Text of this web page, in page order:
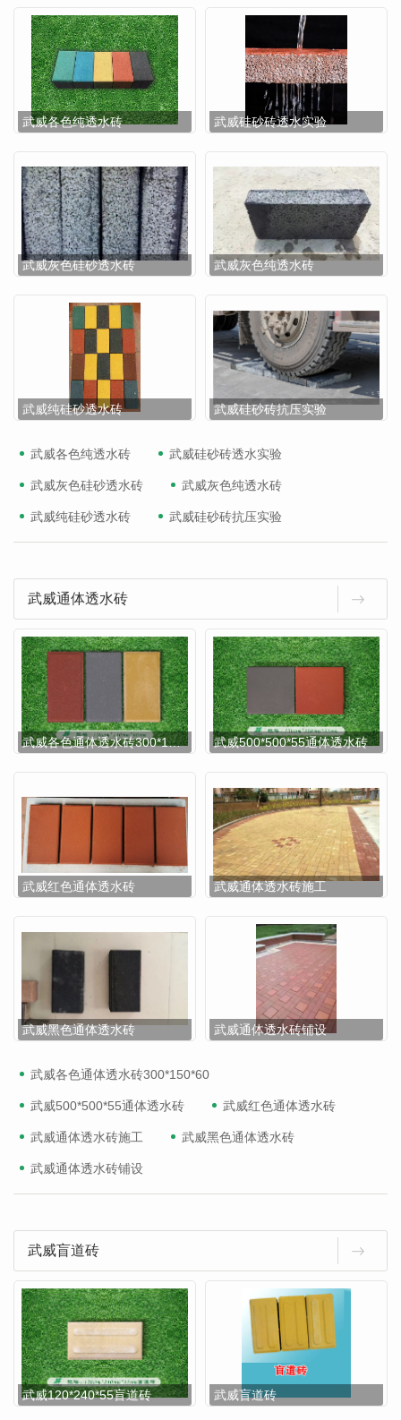
武威各色纯透水砖 武威硅砂砖透水实验
武威灰色硅砂透水砖 武威灰色纯透水砖
武威纯硅砂透水砖 武威硅砂砖抗压实验
武威各色纯透水砖 武威硅砂砖透水实验
武威灰色硅砂透水砖 武威灰色纯透水砖
武威纯硅砂透水砖 武威硅砂砖抗压实验
武威通体透水砖
武威各色通体透水砖300*150*60 武威500*500*55通体透水砖
武威红色通体透水砖 武威通体透水砖施工
武威黑色通体透水砖 武威通体透水砖铺设
武威各色通体透水砖300*150*60
武威500*500*55通体透水砖 武威红色通体透水砖
武威通体透水砖施工 武威黑色通体透水砖
武威通体透水砖铺设
武威盲道砖
武威120*240*55盲道砖 武威盲道砖